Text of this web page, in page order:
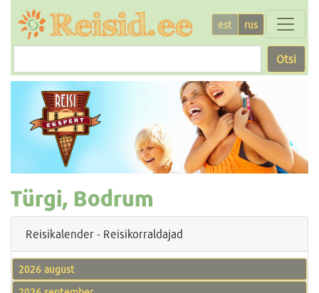
est rus
Otsi
Türgi, Bodrum
Reisikalender - Reisikorraldajad
2026 august